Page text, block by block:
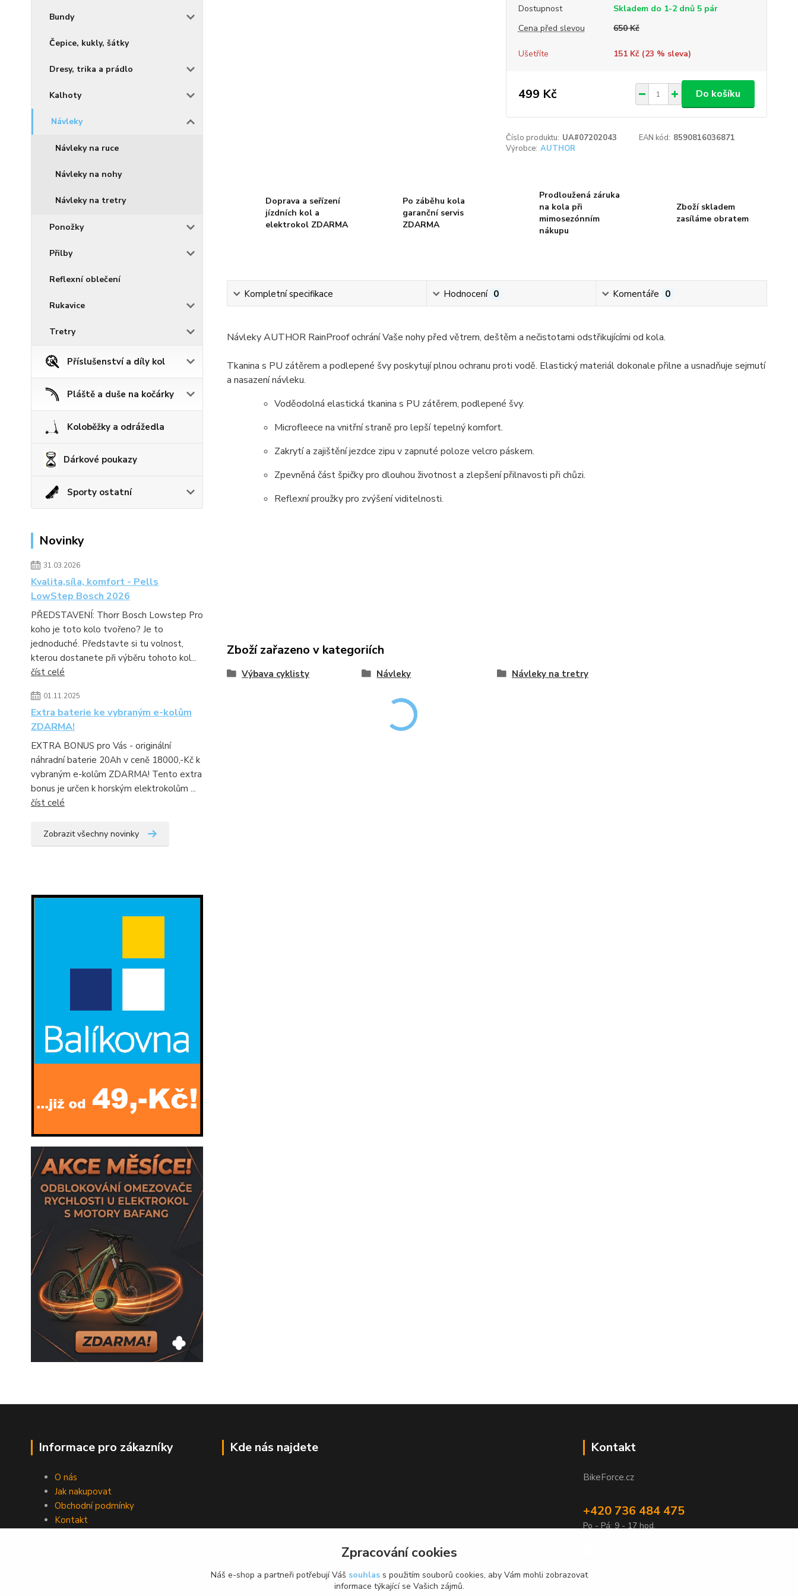
Bundy
Čepice, kukly, šátky
Dresy, trika a prádlo
Kalhoty
Návleky
Návleky na ruce
Návleky na nohy
Návleky na tretry
Ponožky
Přilby
Reflexní oblečení
Rukavice
Tretry
Příslušenství a díly kol
Pláště a duše na kočárky
Koloběžky a odrážedla
Dárkové poukazy
Sporty ostatní
Novinky
31.03.2026
Kvalita,síla, komfort - Pells
LowStep Bosch 2026
PŘEDSTAVENÍ: Thorr Bosch Lowstep Pro
koho je toto kolo tvořeno? Je to
jednoduché. Představte si tu volnost,
kterou dostanete při výběru tohoto kol...
číst celé
01.11.2025
Extra baterie ke vybraným e-kolům
ZDARMA!
EXTRA BONUS pro Vás - originální
náhradní baterie 20Ah v ceně 18000,-Kč k
vybraným e-kolům ZDARMA! Tento extra
bonus je určen k horským elektrokolům ...
číst celé
Zobrazit všechny novinky
Dostupnost
Skladem do 1-2 dnů 5 pár
Cena před slevou
650 Kč
Ušetříte 151 Kč (23 % sleva)
499 Kč Do košíku
Číslo produktu: UA#07202043 EAN kód: 8590816036871
Výrobce: AUTHOR
Doprava a seřízení
jízdních kol a
elektrokol ZDARMA
Po záběhu kola
garanční servis
ZDARMA
Prodloužená záruka
na kola při
mimosezónním
nákupu
Zboží skladem
zasíláme obratem
Kompletní specifikace Hodnocení 0 Komentáře 0
Návleky AUTHOR RainProof ochrání Vaše nohy před větrem, deštěm a nečistotami odstřikujícími od kola.
Tkanina s PU zátěrem a podlepené švy poskytují plnou ochranu proti vodě. Elastický materiál dokonale přilne a usnadňuje sejmutí
a nasazení návleku.
Voděodolná elastická tkanina s PU zátěrem, podlepené švy.
Microfleece na vnitřní straně pro lepší tepelný komfort.
Zakrytí a zajištění jezdce zipu v zapnuté poloze velcro páskem.
Zpevněná část špičky pro dlouhou životnost a zlepšení přilnavosti při chůzi.
Reflexní proužky pro zvýšení viditelnosti.
Zboží zařazeno v kategoriích
Výbava cyklisty Návleky Návleky na tretry
Informace pro zákazníky
O nás
Jak nakupovat
Obchodní podmínky
Kontakt
Kde nás najdete Kontakt
BikeForce.cz
+420 736 484 475
Po - Pá: 9 - 17 hod.
Zpracování cookies
Náš e-shop a partneři potřebují Váš souhlass použitím souborů cookies, aby Vám mohli zobrazovat
informace týkající se Vašich zájmů.